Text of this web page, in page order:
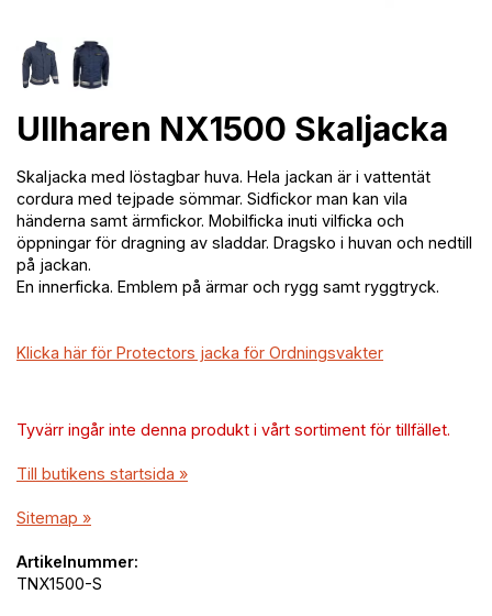
Ullharen NX1500 Skaljacka
Skaljacka med löstagbar huva. Hela jackan är i vattentät
cordura med tejpade sömmar. Sidfickor man kan vila
händerna samt ärmfickor. Mobilficka inuti vilficka och
öppningar för dragning av sladdar. Dragsko i huvan och nedtill
på jackan.
En innerficka. Emblem på ärmar och rygg samt ryggtryck.
Klicka här för Protectors jacka för Ordningsvakter
Tyvärr ingår inte denna produkt i vårt sortiment för tillfället.
Till butikens startsida »
Sitemap »
Artikelnummer:
TNX1500-S